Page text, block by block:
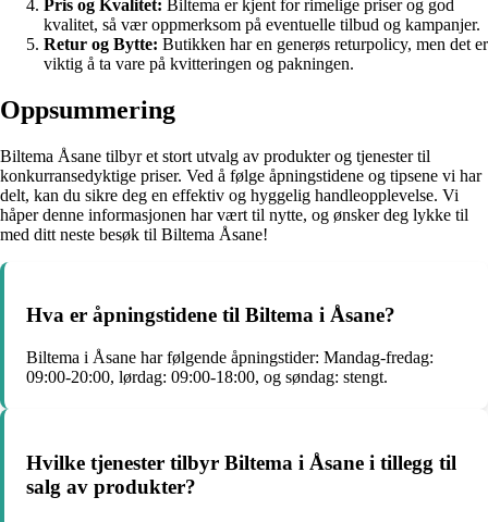
Pris og Kvalitet: Biltema er kjent for rimelige priser og god
kvalitet, så vær oppmerksom på eventuelle tilbud og kampanjer.
Retur og Bytte: Butikken har en generøs returpolicy, men det er
viktig å ta vare på kvitteringen og pakningen.
Oppsummering
Biltema Åsane tilbyr et stort utvalg av produkter og tjenester til
konkurransedyktige priser. Ved å følge åpningstidene og tipsene vi har
delt, kan du sikre deg en effektiv og hyggelig handleopplevelse. Vi
håper denne informasjonen har vært til nytte, og ønsker deg lykke til
med ditt neste besøk til Biltema Åsane!
Hva er åpningstidene til Biltema i Åsane?
Biltema i Åsane har følgende åpningstider: Mandag-fredag:
09:00-20:00, lørdag: 09:00-18:00, og søndag: stengt.
Hvilke tjenester tilbyr Biltema i Åsane i tillegg til
salg av produkter?